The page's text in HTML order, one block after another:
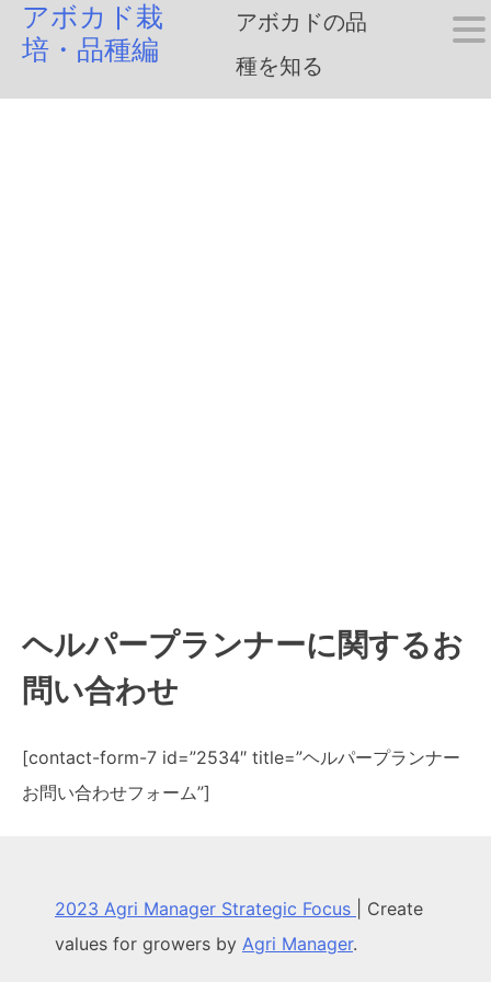
Skipアボカド栽
培・品種編
アボカドの品
種を知る
ヘルパープランナーに関するお
問い合わせ
[contact-form-7 id=”2534″ title=”ヘルパープランナー
お問い合わせフォーム”]
2023 Agri Manager Strategic Focus
Create
values for growers by Agri Manager.